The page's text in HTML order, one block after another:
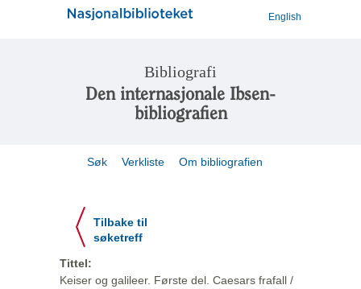
English
Bibliografi
Den internasjonale Ibsen-
bibliografien
Søk Verkliste Om bibliografien
Tilbake til
søketreff
Tittel:
Keiser og galileer. Første del. Caesars frafall /